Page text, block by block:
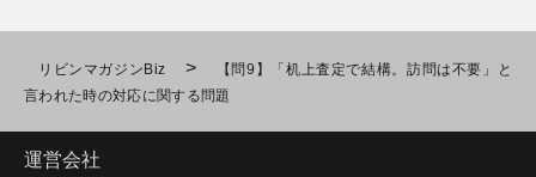
リビンマガジンBiz >
【問9】「机上査定で結構。訪問は不要」と
言われた時の対応に関する問題
運営会社